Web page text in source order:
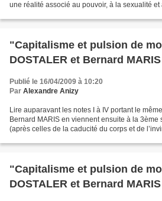
une réalité associé au pouvoir, à la sexualité
"Capitalisme et pulsion de
DOSTALER et Bernard
Publié le 16/04/2009 à 10:20
Par Alexandre Anizy
Lire auparavant les notes I à IV portant le
Bernard MARIS en viennent ensuite à la 3ème
(après celles de la caducité du corps et de
"Capitalisme et pulsion de
DOSTALER et Bernard